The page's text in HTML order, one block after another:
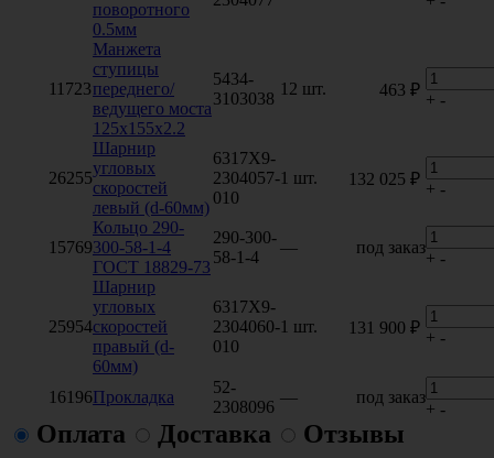
поворотного
0.5мм
11723
Манжета
ступицы
переднего/
ведущего моста
125х155х2.2
5434-
3103038
12 шт. 463 ₽
+ -
26255
Шарнир
угловых
скоростей
левый (d-60мм)
6317Х9-
2304057-
010
1 шт. 132 025 ₽
+ -
15769
Кольцо 290-
300-58-1-4
ГОСТ 18829-73
290-300-
58-1-4
— под заказ
+ -
25954
Шарнир
угловых
скоростей
правый (d-
60мм)
6317Х9-
2304060-
010
1 шт. 131 900 ₽
+ -
16196Прокладка
52-
2308096
— под заказ
+ -
Оплата Доставка Отзывы